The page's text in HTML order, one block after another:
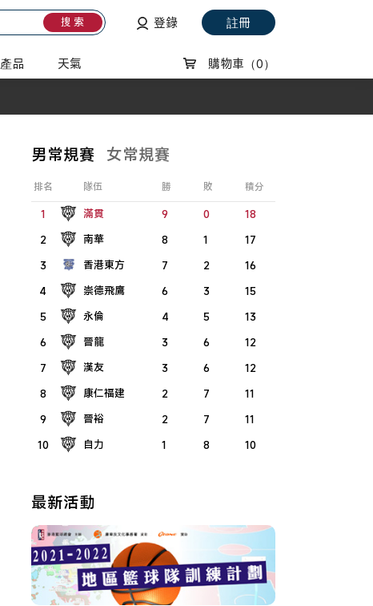
搜 索 登錄 註冊
產品 天氣 購物車 （0）
男常規賽 女常規賽
排名 隊伍 勝 敗 積分
1 滿貫 9 0
18
2
南華 8 1
17
3
香港東方 7 2
16
4
崇德飛鷹 6 3
15
5
永倫 4 5
13
6
晉龍 3 6
12
7
漢友 3 6
12
8
康仁福建 2 7
11
9
晉裕 2 7
11
10
自力 1 8 10
最新活動